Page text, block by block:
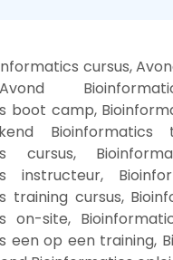
cursus,
boot camp,
Bioinformatics
cursus,
instructeur,
training cursus,
on-site,
een op een training,